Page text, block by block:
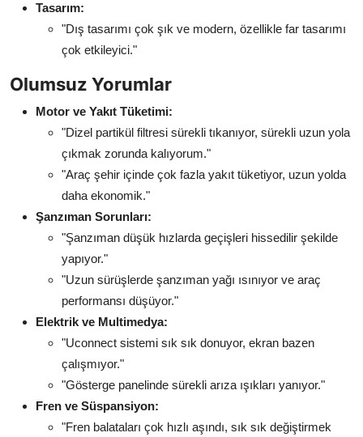
Tasarım:
"Dış tasarımı çok şık ve modern, özellikle far tasarımı
çok etkileyici."
Olumsuz Yorumlar
Motor ve Yakıt Tüketimi:
"Dizel partikül filtresi sürekli tıkanıyor, sürekli uzun yola
çıkmak zorunda kalıyorum."
"Araç şehir içinde çok fazla yakıt tüketiyor, uzun yolda
daha ekonomik."
Şanzıman Sorunları:
"Şanzıman düşük hızlarda geçişleri hissedilir şekilde
yapıyor."
"Uzun sürüşlerde şanzıman yağı ısınıyor ve araç
performansı düşüyor."
Elektrik ve Multimedya:
"Uconnect sistemi sık sık donuyor, ekran bazen
çalışmıyor."
"Gösterge panelinde sürekli arıza ışıkları yanıyor."
Fren ve Süspansiyon:
"Fren balataları çok hızlı aşındı, sık sık değiştirmek